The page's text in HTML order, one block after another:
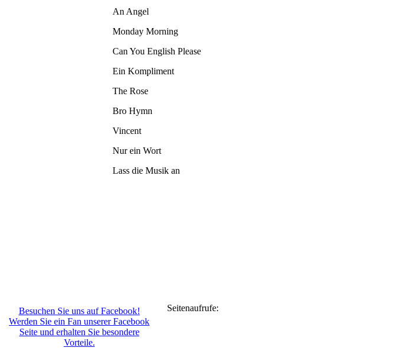
An Angel
Monday Morning
Can You English Please
Ein Kompliment
The Rose
Bro Hymn
Vincent
Nur ein Wort
Lass die Musik an
Besuchen Sie uns auf Facebook!
Werden Sie ein Fan unserer Facebook
Seite und erhalten Sie besondere
Vorteile.
Seitenaufrufe: